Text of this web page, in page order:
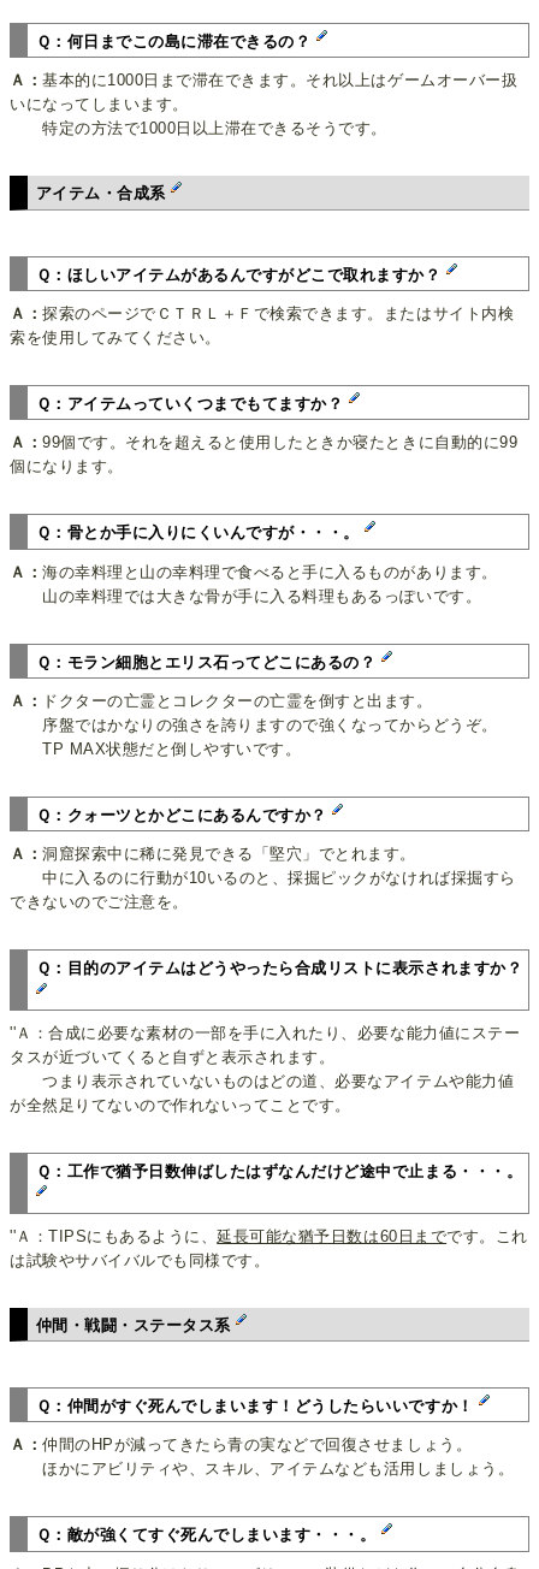
Ｑ：何日までこの島に滞在できるの？
Ａ：基本的に1000日まで滞在できます。それ以上はゲームオーバー扱
いになってしまいます。
特定の方法で1000日以上滞在できるそうです。
アイテム・合成系
Ｑ：ほしいアイテムがあるんですがどこで取れますか？
Ａ：探索のページでＣＴＲＬ＋Ｆで検索できます。またはサイト内検
索を使用してみてください。
Ｑ：アイテムっていくつまでもてますか？
Ａ：99個です。それを超えると使用したときか寝たときに自動的に99
個になります。
Ｑ：骨とか手に入りにくいんですが・・・。
Ａ：海の幸料理と山の幸料理で食べると手に入るものがあります。
山の幸料理では大きな骨が手に入る料理もあるっぽいです。
Ｑ：モラン細胞とエリス石ってどこにあるの？
Ａ： ドクターの亡霊とコレクターの亡霊を倒すと出ます。
序盤ではかなりの強さを誇りますので強くなってからどうぞ。
TP MAX状態だと倒しやすいです。
Ｑ：クォーツとかどこにあるんですか？
Ａ：洞窟探索中に稀に発見できる「堅穴」でとれます。
中に入るのに行動が10いるのと、採掘ピックがなければ採掘すら
できないのでご注意を。
Ｑ：目的のアイテムはどうやったら合成リストに表示されますか？
''Ａ：合成に必要な素材の一部を手に入れたり、必要な能力値にステー
タスが近づいてくると自ずと表示されます。
つまり表示されていないものはどの道、必要なアイテムや能力値
が全然足りてないので作れないってことです。
Ｑ：工作で猶予日数伸ばしたはずなんだけど途中で止まる・・・。
''Ａ：TIPSにもあるように、延長可能な猶予日数は60日までです。これ
は試験やサバイバルでも同様です。
仲間・戦闘・ステータス系
Ｑ：仲間がすぐ死んでしまいます！どうしたらいいですか！
Ａ：仲間のHPが減ってきたら青の実などで回復させましょう。
ほかにアビリティや、スキル、アイテムなども活用しましょう。
Ｑ：敵が強くてすぐ死んでしまいます・・・。